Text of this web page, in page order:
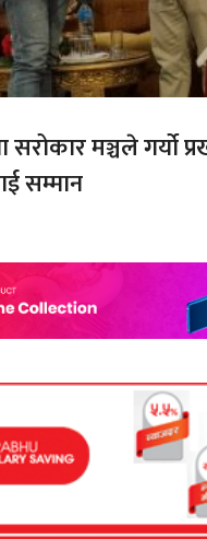
मञ्चले गर्यो
सम्मान